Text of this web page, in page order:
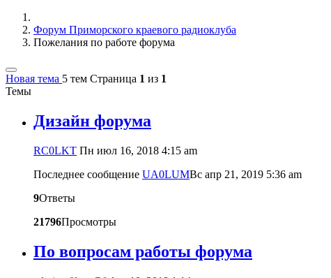
Форум Приморского краевого радиоклуба
Пожелания по работе форума
Новая тема 5 тем Страница 1 из 1
Темы
Дизайн форума
RC0LKT Пн июл 16, 2018 4:15 am
Последнее сообщение UA0LUMВс апр 21, 2019 5:36 am
9Ответы
21796Просмотры
По вопросам работы форума